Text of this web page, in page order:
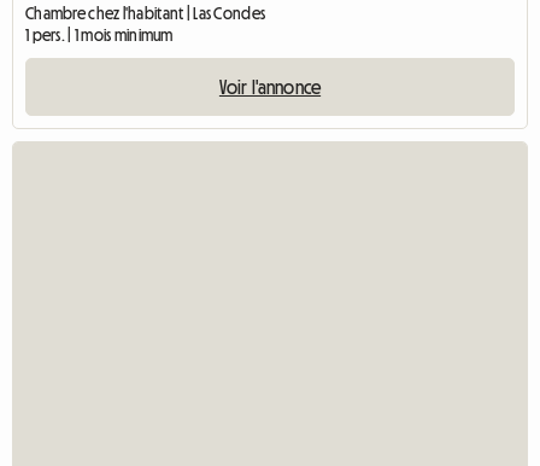
Chambre chez l'habitant | Las Condes
1 pers. | 1 mois minimum
Voir l'annonce